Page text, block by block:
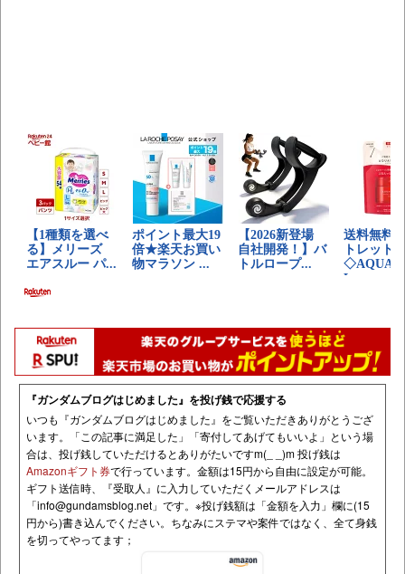
『ガンダムブログはじめました』を投げ銭で応援する
いつも『ガンダムブログはじめました』をご覧いただきありがとうござ
います。「この記事に満足した」「寄付してあげてもいいよ」という場
合は、投げ銭していただけるとありがたいですm(_ _)m 投げ銭は
Amazonギフト券で行っています。金額は15円から自由に設定が可能。
ギフト送信時、『受取人』に入力していただくメールアドレスは
「info@gundamsblog.net 」です。 ※投げ銭額は「金額を入力」欄に(15
円から)書き込んでください。ちなみにステマや案件ではなく、全て身銭
を切ってやってます；